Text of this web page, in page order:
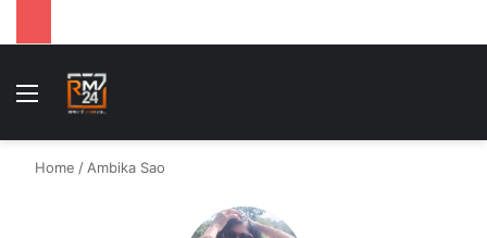
Menu
Home / Ambika Sao